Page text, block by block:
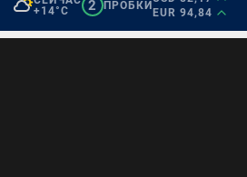
+14°C
2 ПРОБКИ
EUR 94,84